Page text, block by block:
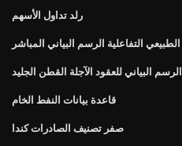
رلد تداول الأسهم
الرسم البياني للعقود الآجلة القطن الجليد
قاعدة بيانات النفط الخام
صفر تصنيف الصادرات كندا